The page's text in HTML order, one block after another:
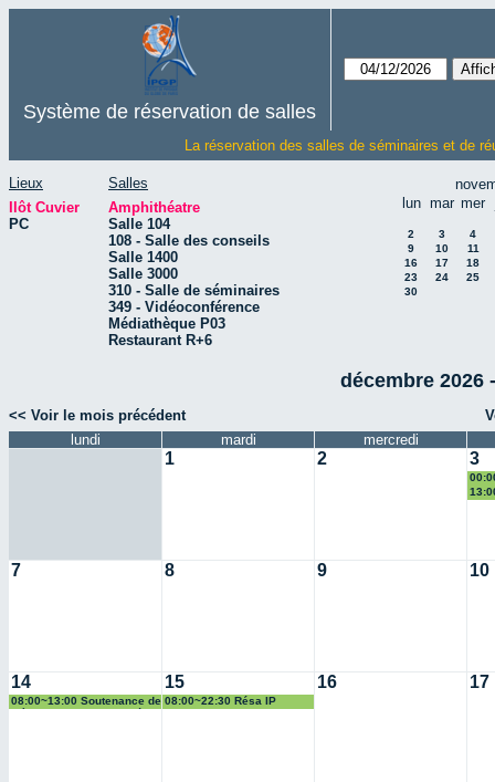
Système de réservation de salles
La réservation des salles de séminaires et de
Lieux
Ilôt Cuvier
PC
Salles
Amphithéatre
Salle 104
108 - Salle des conseils
Salle 1400
Salle 3000
310 - Salle de séminaires
349 - Vidéoconférence
Médiathèque P03
Restaurant R+6
lun mar mer
2 3
4
9
10
11
16
17
18
23
24
25
30
décembre 2026
<< Voir le mois précédent
lundi
mardi mercredi
1 2 3
7 8 9 10
14
08:00~13:00 Soutenance de
thèse - Justine Le Doaré
15
08:00~22:30 Résa IP
16 17